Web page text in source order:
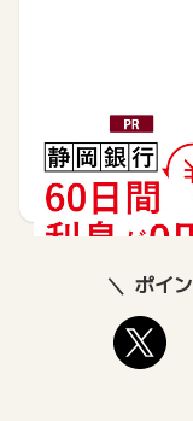
静岡銀行カードロー
LECA（セレカ）
26,250
ポイ